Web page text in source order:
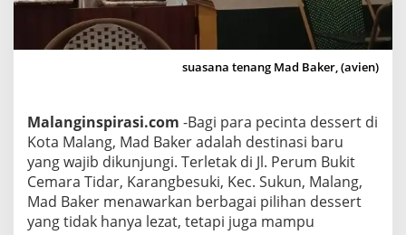
e
z
a
P
n
a
m
b
suasana tenang Mad Baker, (avien)
Malanginspirasi.com -Bagi para pecinta dessert di
Kota Malang, Mad Baker adalah destinasi baru
yang wajib dikunjungi. Terletak di Jl. Perum Bukit
Cemara Tidar, Karangbesuki, Kec. Sukun, Malang,
Mad Baker menawarkan berbagai pilihan dessert
yang tidak hanya lezat, tetapi juga mampu